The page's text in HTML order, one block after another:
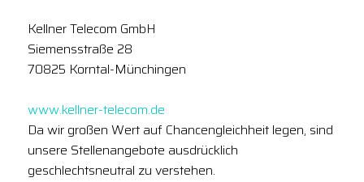
Kellner Telecom GmbH
Siemensstraße 28
70825 Korntal-Münchingen
www.kellner-telecom.de
Da wir großen Wert auf Chancengleichheit legen, sind
unsere Stellenangebote ausdrücklich
geschlechtsneutral zu verstehen.